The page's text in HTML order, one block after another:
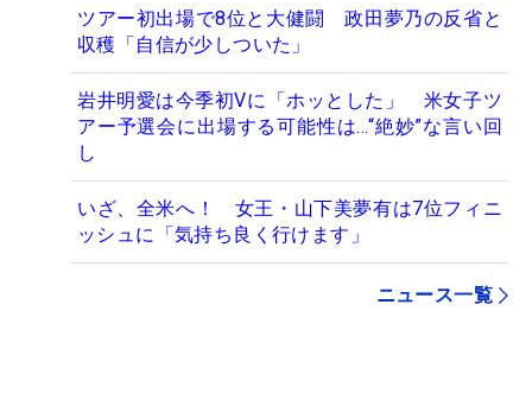
ツアー初出場で8位と大健闘 政田夢乃の反省と
収穫「自信が少しついた」
岩井明愛は今季初Vに「ホッとした」 米女子ツ
アー予選会に出場する可能性は…“絶妙”な言い回
し
いざ、全米へ！ 女王・山下美夢有は7位フィニ
ッシュに「気持ち良く行けます」
ニュース一覧